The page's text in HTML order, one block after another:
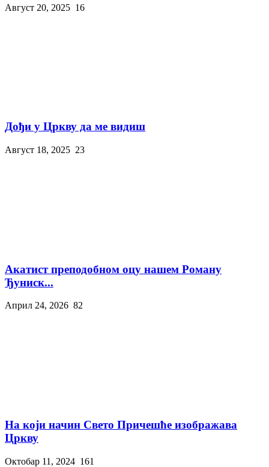
Август 20, 2025 16
Дођи у Цркву да ме видиш
Август 18, 2025 23
Акатист преподобном оцу нашем Роману
Ђуниск...
Април 24, 2026 82
На који начин Свето Причешће изображава
Цркву
Октобар 11, 2024 161